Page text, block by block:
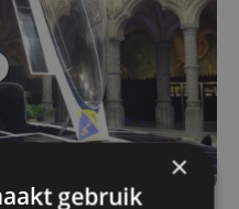
×
gebruik